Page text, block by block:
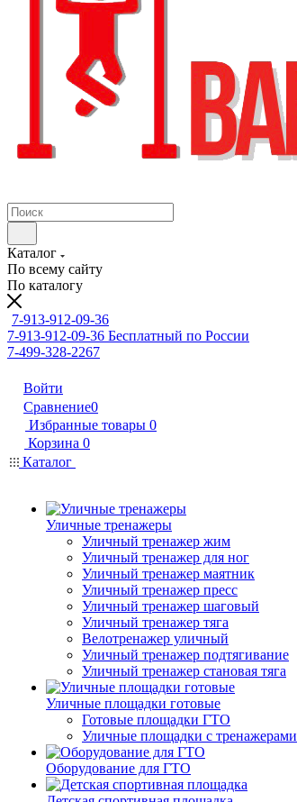
Каталог
По всему сайту
По каталогу
7-913-912-09-36
7-913-912-09-36 Бесплатный по России
7-499-328-2267
Войти
Сравнение0
Избранные товары 0
Корзина 0
Каталог
Уличные тренажеры
Уличный тренажер жим
Уличный тренажер для ног
Уличный тренажер маятник
Уличный тренажер пресс
Уличный тренажер шаговый
Уличный тренажер тяга
Велотренажер уличный
Уличный тренажер подтягивание
Уличный тренажер становая тяга
Уличные площадки готовые
Готовые площадки ГТО
Уличные площадки с тренажерами
Оборудование для ГТО